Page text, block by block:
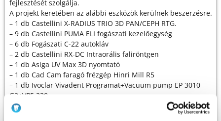
fejlesztését szolgálja.
A projekt keretében az alábbi eszközök kerülnek beszerzésre.
– 1 db Castellini X-RADIUS TRIO 3D PAN/CEPH RTG.
– 9 db Castellini PUMA ELI fogászati kezelőegység
– 6 db Fogászati C-22 autokláv
– 2 db Castellini RX-DC Intraorális faliröntgen
– 1 db Asiga UV Max 3D nyomtató
– 1 db Cad Cam faragó frézgép Hinri Mill R5
– 1 db Ivoclar Vivadent Programat+Vacuum pump EP 3010
G2+VP5 220
– 1 db Medit i700 Intraorális scanner
– Hőszivattyú rendszer